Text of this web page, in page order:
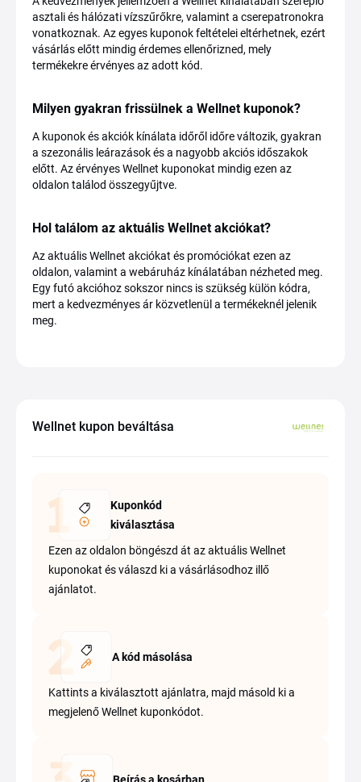
asztali és hálózati vízszűrőkre, valamint a cserepatronokra
vonatkoznak. Az egyes kuponok feltételei eltérhetnek, ezért
vásárlás előtt mindig érdemes ellenőrizned, mely
termékekre érvényes az adott kód.
Milyen gyakran frissülnek a Wellnet kuponok?
A kuponok és akciók kínálata időről időre változik, gyakran
a szezonális leárazások és a nagyobb akciós időszakok
előtt. Az érvényes Wellnet kuponokat mindig ezen az
oldalon találod összegyűjtve.
Hol találom az aktuális Wellnet akciókat?
Az aktuális Wellnet akciókat és promóciókat ezen az
oldalon, valamint a webáruház kínálatában nézheted meg.
Egy futó akcióhoz sokszor nincs is szükség külön kódra,
mert a kedvezményes ár közvetlenül a termékeknél jelenik
meg.
Wellnet kupon beváltása
Kuponkód
kiválasztása
Ezen az oldalon böngészd át az aktuális Wellnet
kuponokat és válaszd ki a vásárlásodhoz illő
ajánlatot.
A kód másolása
Kattints a kiválasztott ajánlatra, majd másold ki a
megjelenő Wellnet kuponkódot.